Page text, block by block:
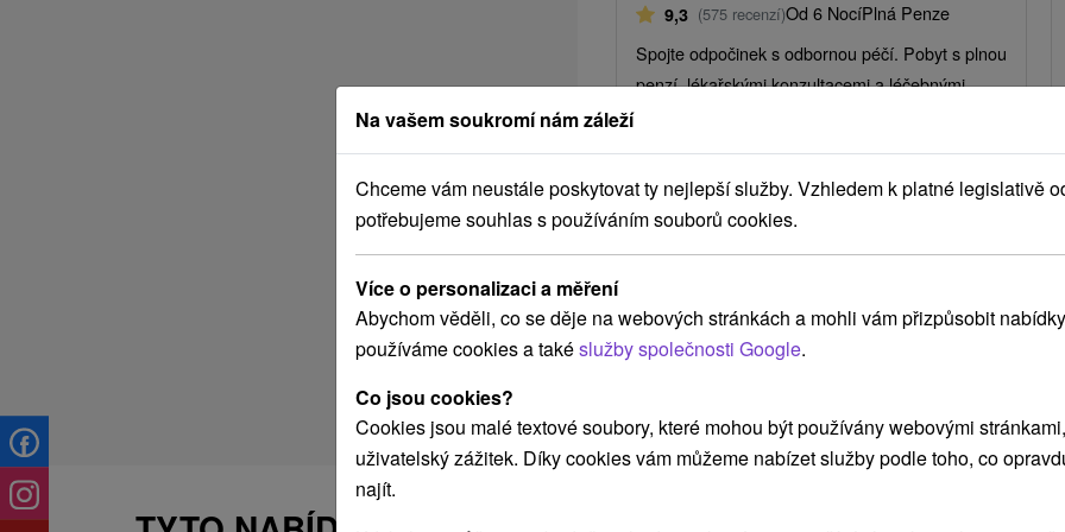
9,3 (575 recenzí)Od 6 NocíPlná Penze
Spojte odpočinek s odbornou péčí. Pobyt s plnou
penzí, lékařskými konzultacemi a léčebnými
Na vašem soukromí nám záleží
Chceme vám neustále poskytovat ty nejlepší služby. Vzhledem k platné legislativě
potřebujeme souhlas s používáním souborů cookies.
Více o personalizaci a měření
Abychom věděli, co se děje na webových stránkách a mohli vám přizpůsobit
používáme cookies a takéslužby společnosti Google.
Co jsou cookies?
Cookies jsou malé textové soubory, které mohou být používány webovými
uživatelský zážitek. Díky cookies vám můžeme nabízet služby podle toho, co
najít.